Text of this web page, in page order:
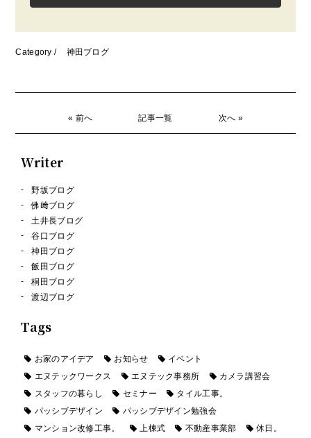
Category / 神田ブログ
« 前へ 記事一覧 次へ »
Writer
野坂ブログ
佛﨑ブログ
土井長ブログ
谷口ブログ
神田ブログ
飯田ブログ
桐田ブログ
渡辺ブログ
Tags
お家のアイデア お知らせ
イベント
エヌテックワークス
エヌテック事務所
カメラ講習会
スタッフの暮らし
セミナー
タイル工事。
パッシブデザイン
パッシブデザイン勉強会
マンション改修工事。
上棟式 不動産事業部 休日。